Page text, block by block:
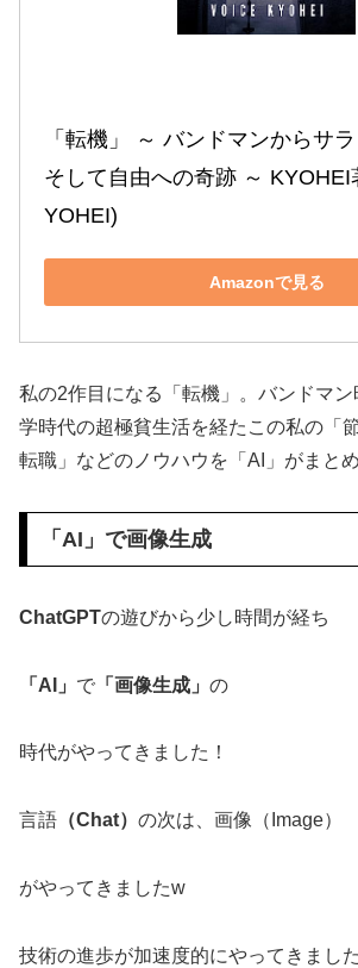
「転機」 ～ バンドマンからサラ
そして自由への奇跡 ～ KYOHEI
YOHEI)
Amazonで見る
私の2作目になる「転機」。バンドマ
学時代の超極貧生活を経たこの私の「
転職」などのノウハウを「AI」がまと
「AI」で画像生成
ChatGPTの遊びから少し時間が経ち
「AI」 で 「画像生成」 の
時代がやってきました！
言語 （Chat） の次は、画像（Image）
がやってきましたw
技術の進歩が加速度的にやってきました